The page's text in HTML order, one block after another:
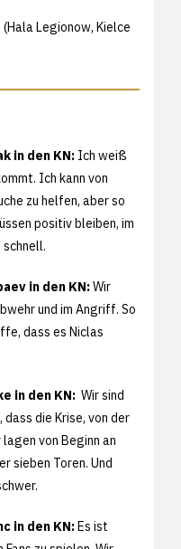
Legionow, Kielce
in den KN: Ich weiß
Ich kann von
zu helfen, aber so
positiv bleiben, im
in den KN:Wir
und im Angriff. So
dass es Niclas
in den KN: Wir sind
dass die Krise, von der
von Beginn an
sieben Toren. Und
in den KN:Es ist